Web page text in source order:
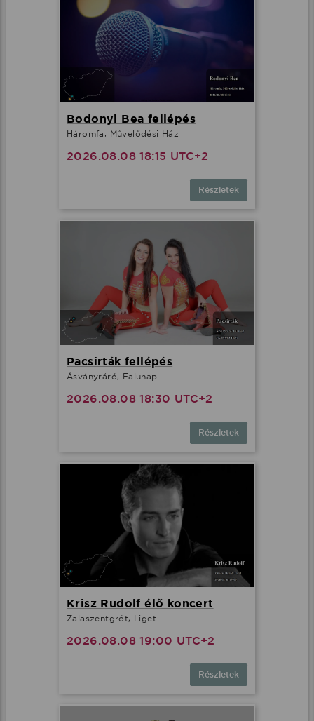
Bodonyi Bea fellépés
Háromfa, Művelődési Ház
2026.08.08 18:15 UTC+2
Részletek
Pacsirták fellépés
Ásványráró, Falunap
2026.08.08 18:30 UTC+2
Részletek
Krisz Rudolf élő koncert
Zalaszentgrót, Liget
2026.08.08 19:00 UTC+2
Részletek